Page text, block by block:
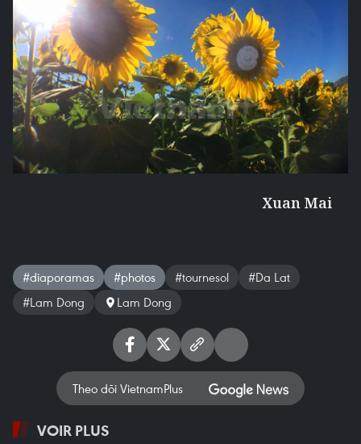
Xuan Mai
#diaporamas #photos #tournesol
#Da Lat
#Lam Dong
Lam Dong
Theo dõi VietnamPlus
VOIR PLUS